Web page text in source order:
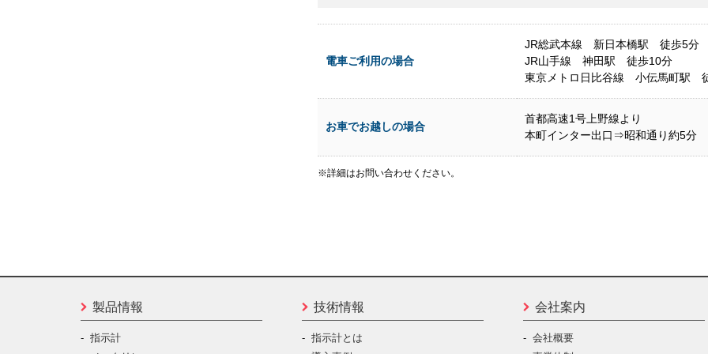
電車ご利用の場合
JR総武本線 新日本橋駅 徒歩5分
JR山手線 神田駅 徒歩10分
東京メトロ日比谷線 小伝馬町駅
お車でお越しの場合
首都高速1号上野線より
本町インター出口⇒昭和通り約5分
※詳細はお問い合わせください。
製品情報
指示計
技術情報
指示計とは
会社案内
会社概要